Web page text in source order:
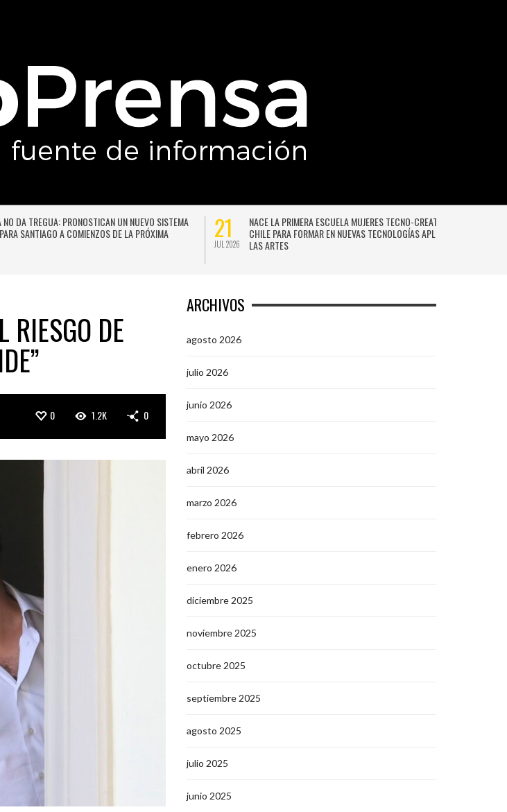
DA TREGUA: PRONOSTICAN UN NUEVO SISTEMA
SANTIAGO A COMIENZOS DE LA PRÓXIMA
21
JUL 2026
NACE LA PRIMERA ESCUELA MUJERES TECNO-CREATIVAS DE
CHILE PARA FORMAR EN NUEVAS TECNOLOGÍAS APLICADAS A
LAS ARTES
RIESGO DE
0 1.2K 0
ARCHIVOS
agosto 2026
julio 2026
junio 2026
mayo 2026
abril 2026
marzo 2026
febrero 2026
enero 2026
diciembre 2025
noviembre 2025
octubre 2025
septiembre 2025
agosto 2025
julio 2025
junio 2025